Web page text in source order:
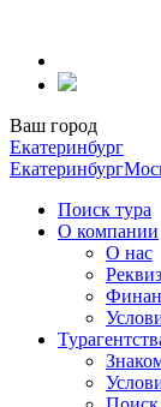
содержанию
Ваш город
Екатеринбург
Екатеринбург
Поиск тура
О компании
О нас